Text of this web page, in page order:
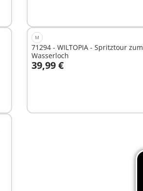
M
71294 - WILTOPIA - Spritztour zum
Wasserloch
39,99 €
In den Warenkorb